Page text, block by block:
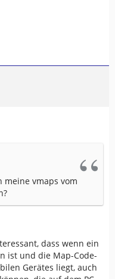
meine vmaps vom
dass wenn ein
ist und die Map-Code-
Gerätes liegt, auch